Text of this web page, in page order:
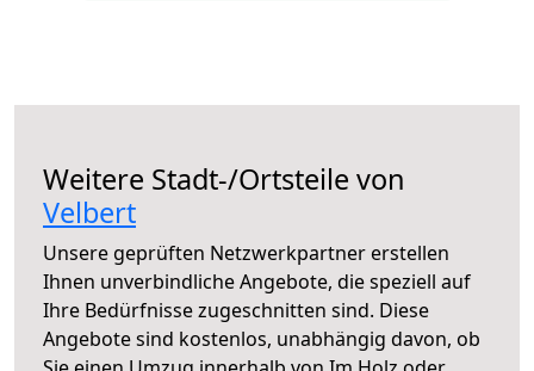
Weitere Stadt-/Ortsteile von
Velbert
Unsere geprüften Netzwerkpartner erstellen
Ihnen unverbindliche Angebote, die speziell auf
Ihre Bedürfnisse zugeschnitten sind. Diese
Angebote sind kostenlos, unabhängig davon, ob